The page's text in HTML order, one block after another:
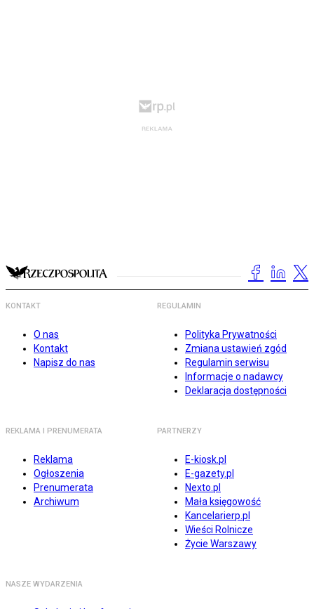
KONTAKT
O nas
Kontakt
Napisz do nas
REGULAMIN
Polityka Prywatności
Zmiana ustawień zgód
Regulamin serwisu
Informacje o nadawcy
Deklaracja dostępności
REKLAMA I PRENUMERATA
Reklama
Ogłoszenia
Prenumerata
Archiwum
PARTNERZY
E-kiosk.pl
E-gazety.pl
Nexto.pl
Mała księgowość
Kancelarierp.pl
Wieści Rolnicze
Życie Warszawy
NASZE WYDARZENIA